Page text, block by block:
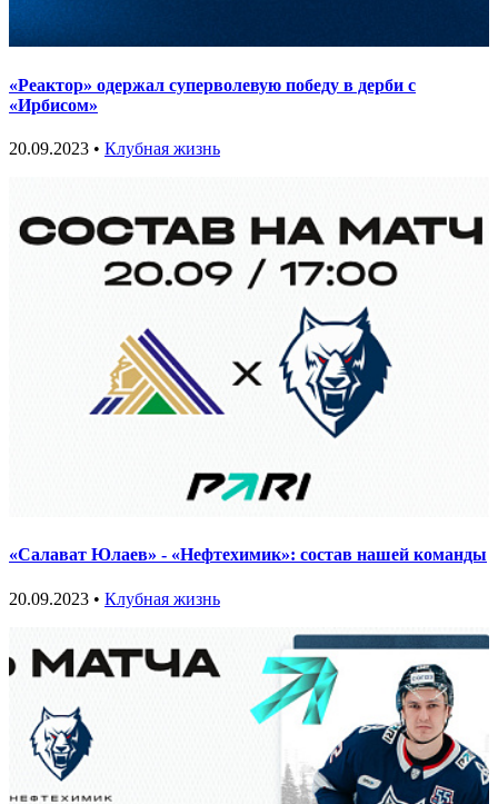
«Реактор» одержал суперволевую победу в дерби с
«Ирбисом»
20.09.2023 • Клубная жизнь
«Салават Юлаев» - «Нефтехимик»: состав нашей команды
20.09.2023 • Клубная жизнь